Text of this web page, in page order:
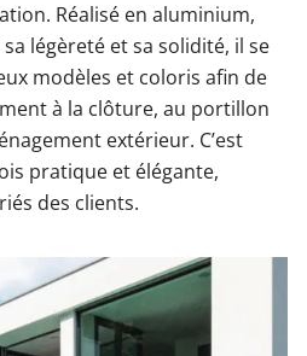
Réalisé en aluminium,
légèreté et sa solidité, il se
modèles et coloris afin de
à la clôture, au portillon
extérieur. C’est
pratique et élégante,
des clients.